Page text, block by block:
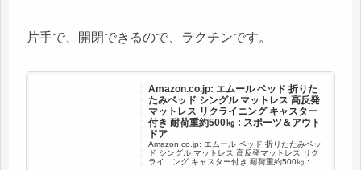
片手で、開閉できるので、ラクチンです。
Amazon.co.jp: エムール ベッド 折りた
たみベッド シングル マットレス 高反発
マットレス リクライニング キャスター
付き 耐荷重約500㎏ : スポーツ＆アウト
ドア
Amazon.co.jp: エムール ベッド 折りたたみベッ
ド シングル マットレス 高反発マットレス リク
ライニング キャスター付き 耐荷重約500㎏ : ス